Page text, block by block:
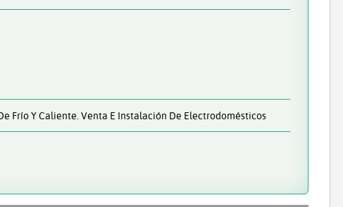
Frío Y Caliente. Venta E Instalación De Electrodomésticos